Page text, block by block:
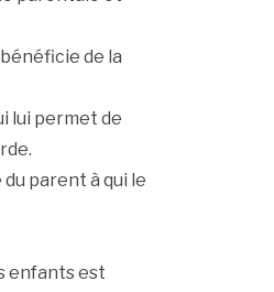
de la
lui permet de
parent à qui le
enfants est